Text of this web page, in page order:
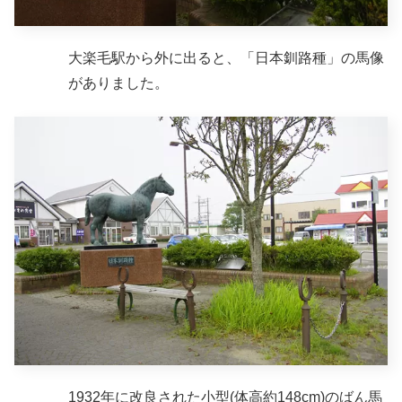
大楽毛駅から外に出ると、「日本釧路種」の馬像
がありました。
1932年に改良された小型(体高約148cm)のばん馬